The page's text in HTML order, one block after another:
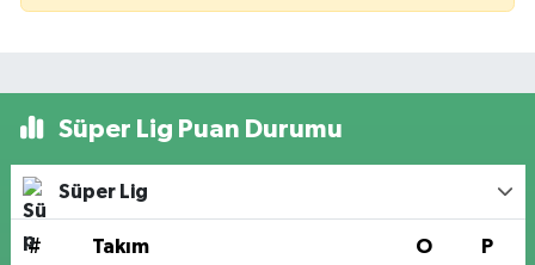
Süper Lig Puan Durumu
Süper Lig
# Takım O P